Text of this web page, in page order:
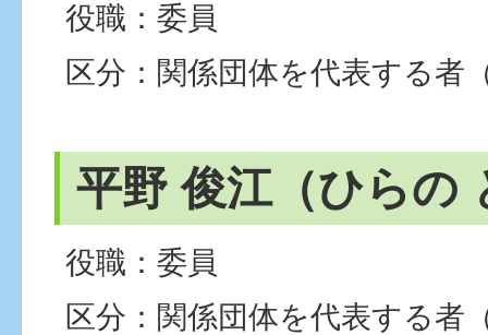
役職：委員
区分：関係団体を代表する者
平野 俊江（ひらの
役職：委員
区分：関係団体を代表する者